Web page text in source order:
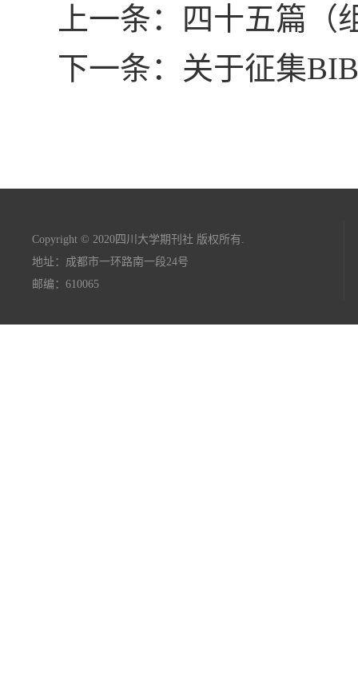
上一条：四十五篇
下一条：关于征集
Copyright © 2020四川大学期刊社 版权所有.
地址：成都市一环路南一段24号
邮编：610065